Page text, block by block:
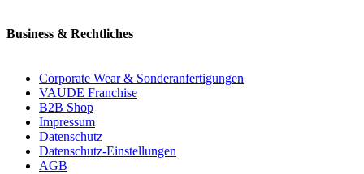
Business & Rechtliches
Corporate Wear & Sonderanfertigungen
VAUDE Franchise
B2B Shop
Impressum
Datenschutz
Datenschutz-Einstellungen
AGB